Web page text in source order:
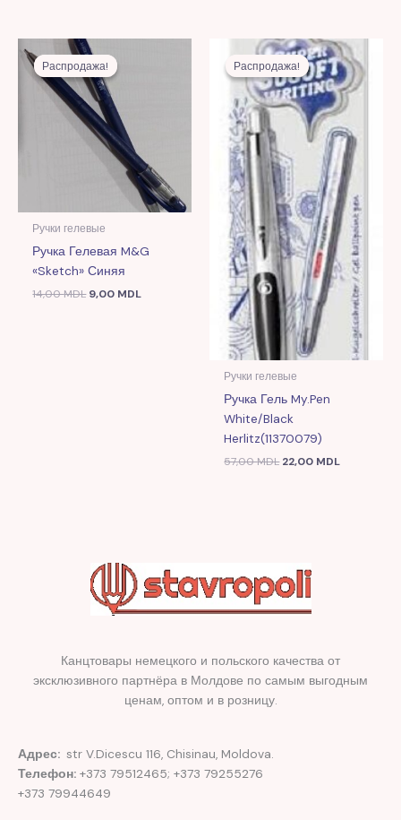
Распродажа!
Распродажа!
Ручки гелевые
Ручка Гелевая M&G
«Sketch» Синяя
14,00MDL
Первоначальная
цена
составляла
14,00 MDL.
9,00 MDL
Распродажа!
Распродажа!
Ручки гелевые
Ручка Гель My.pen
White/black
Herlitz(11370079)
57,00MDL
Первоначальная
цена
составляла
57,00 MDL.
22,00 MDL
Текущая
цена:
22,00 MDL.
Канцтовары немецкого и польского качества от
эксклюзивного партнёра в Молдове по самым выгодным
ценам, оптом и в розницу.
Адрес: str V.Dicescu 116, Chisinau, Moldova.
Телефон: +373 79512465; +373 79255276
+373 79944649